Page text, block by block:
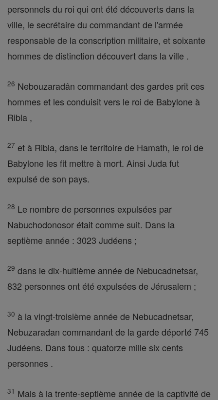
personnels du roi qui ont été découverts dans la
ville, le secrétaire du commandant de l'armée
responsable de la conscription militaire, et soixante
hommes de distinction découvert dans la ville .
26 Nebouzaradân commandant des gardes prit ces
hommes et les conduisit vers le roi de Babylone à
Ribla ,
27 et à Ribla, dans le territoire de Hamath, le roi de
Babylone les fit mettre à mort. Ainsi Juda fut
expulsé de son pays.
28 Le nombre de personnes expulsées par
Nabuchodonosor était comme suit. Dans la
septième année : 3023 Judéens ;
29 dans le dix-huitième année de Nebucadnetsar,
832 personnes ont été expulsées de Jérusalem ;
30 à la vingt-troisième année de Nebucadnetsar,
Nebuzaradan commandant de la garde déporté 745
Judéens. Dans tous : quatorze mille six cents
personnes .
31 Mais à la trente-septième année de la captivité de